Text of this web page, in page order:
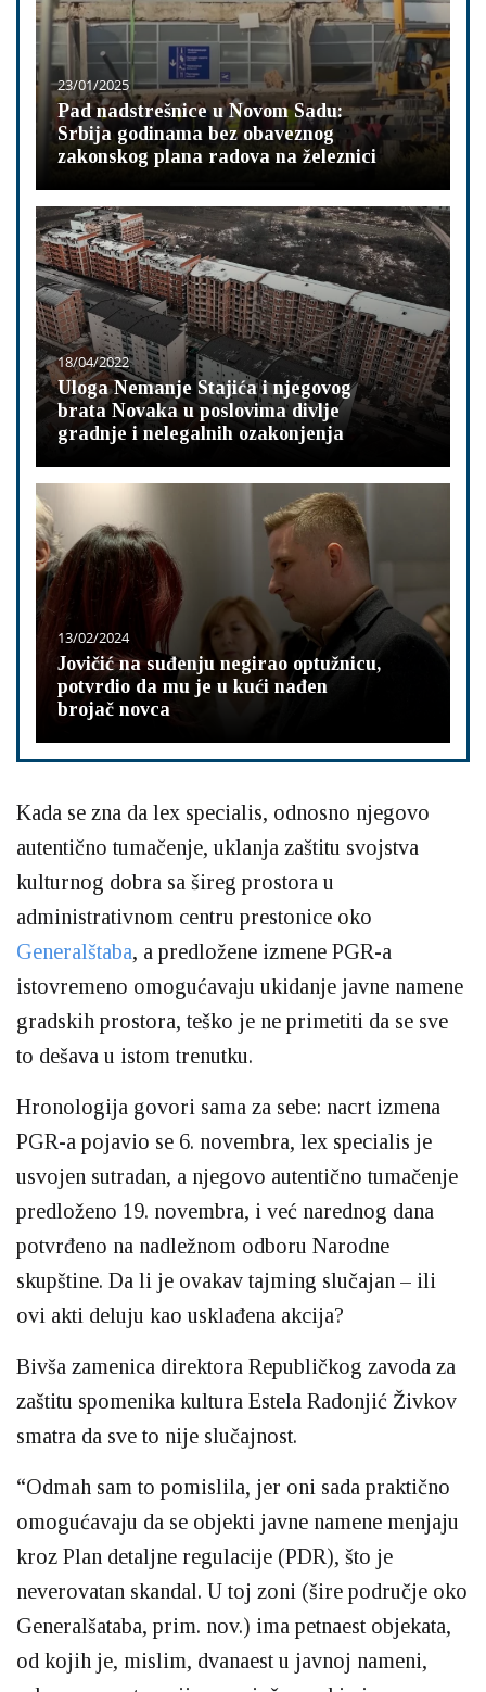
23/01/2025
Pad nadstrešnice u Novom Sadu:
Srbija godinama bez obaveznog
zakonskog plana radova na železnici
18/04/2022
Uloga Nemanje Stajića i njegovog
brata Novaka u poslovima divlje
gradnje i nelegalnih ozakonjenja
13/02/2024
Jovičić na suđenju negirao optužnicu,
potvrdio da mu je u kući nađen
brojač novca
Kada se zna da lex specialis, odnosno njegovo
autentično tumačenje, uklanja zaštitu svojstva
kulturnog dobra sa šireg prostora u
administrativnom centru prestonice oko
Generalštaba, a predložene izmene PGR-a
istovremeno omogućavaju ukidanje javne namene
gradskih prostora, teško je ne primetiti da se sve
to dešava u istom trenutku.
Hronologija govori sama za sebe: nacrt izmena
PGR-a pojavio se 6. novembra, lex specialis je
usvojen sutradan, a njegovo autentično tumačenje
predloženo 19. novembra, i već narednog dana
potvrđeno na nadležnom odboru Narodne
skupštine. Da li je ovakav tajming slučajan – ili
ovi akti deluju kao usklađena akcija?
Bivša zamenica direktora Republičkog zavoda za
zaštitu spomenika kultura Estela Radonjić Živkov
smatra da sve to nije slučajnost.
“Odmah sam to pomislila, jer oni sada praktično
omogućavaju da se objekti javne namene menjaju
kroz Plan detaljne regulacije (PDR), što je
neverovatan skandal. U toj zoni (šire područje oko
Generalšataba, prim. nov.) ima petnaest objekata,
od kojih je, mislim, dvanaest u javnoj nameni,